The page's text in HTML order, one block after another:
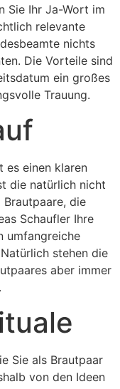
Sie Ihr Ja-Wort im
relevante
nichts
Die Vorteile sind
ein großes
Trauung.
es einen klaren
die natürlich nicht
die
Schaufler Ihre
umfangreiche
stehen die
aber immer
Sie als Brautpaar
von den Ideen